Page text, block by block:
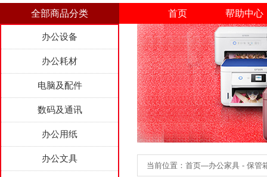
全部商品分类 首页 帮助中心
办公设备
办公耗材
电脑及配件
数码及通讯
办公用纸
办公文具
当前位置：首页—办公家具 - 保管